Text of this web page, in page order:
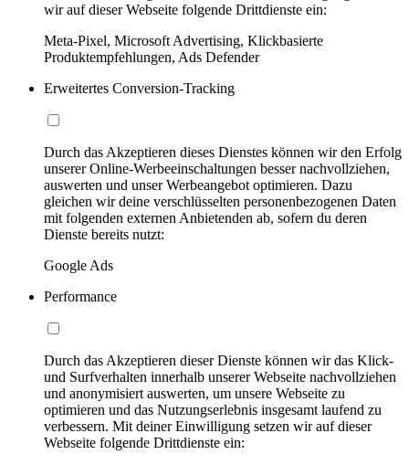
wir auf dieser Webseite folgende Drittdienste ein:
Meta-Pixel, Microsoft Advertising, Klickbasierte
Produktempfehlungen, Ads Defender
Erweitertes Conversion-Tracking
Durch das Akzeptieren dieses Dienstes können wir den Erfolg
unserer Online-Werbeeinschaltungen besser nachvollziehen,
auswerten und unser Werbeangebot optimieren. Dazu
gleichen wir deine verschlüsselten personenbezogenen Daten
mit folgenden externen Anbietenden ab, sofern du deren
Dienste bereits nutzt:
Google Ads
Performance
Durch das Akzeptieren dieser Dienste können wir das Klick-
und Surfverhalten innerhalb unserer Webseite nachvollziehen
und anonymisiert auswerten, um unsere Webseite zu
optimieren und das Nutzungserlebnis insgesamt laufend zu
verbessern. Mit deiner Einwilligung setzen wir auf dieser
Webseite folgende Drittdienste ein: